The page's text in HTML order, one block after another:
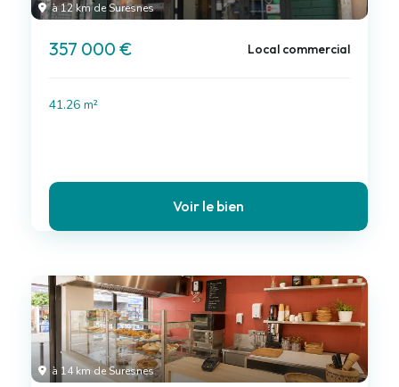
à 12 km de Suresnes
357 000 € Local commercial
41.26 m²
Voir le bien
à 14 km de Suresnes